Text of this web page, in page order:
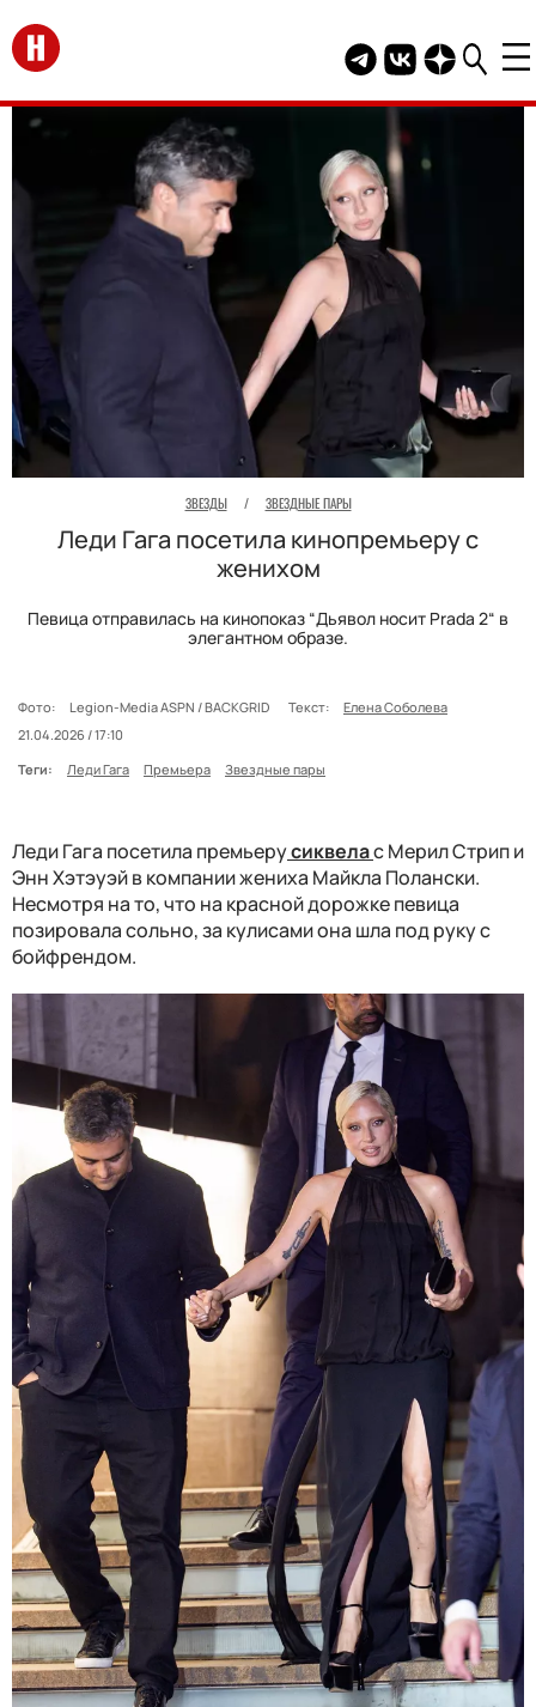
Перейти на главную
Telegram канал
Группа HELLO
Канал
ЗВЕЗДЫ / ЗВЕЗДНЫЕ ПАРЫ
Леди Гага посетила кинопремьеру с
женихом
Певица отправилась на кинопоказ “Дьявол носит Prada 2“ в
элегантном образе.
Фото: Legion-Media ASPN / BACKGRID Текст:
Елена Соболева
21.04.2026 / 17:10
Теги:
Леди Гага Премьера Звездные пары
Леди Гага посетила премьерусиквелас Мерил Стрип и
Энн Хэтэуэй в компании жениха Майкла Полански.
Несмотря на то, что на красной дорожке певица
позировала сольно, за кулисами она шла под руку с
бойфрендом.